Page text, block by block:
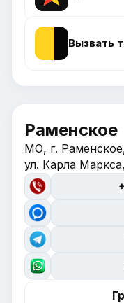
Вызвать
Раменское
МО, г.
ул. Карла